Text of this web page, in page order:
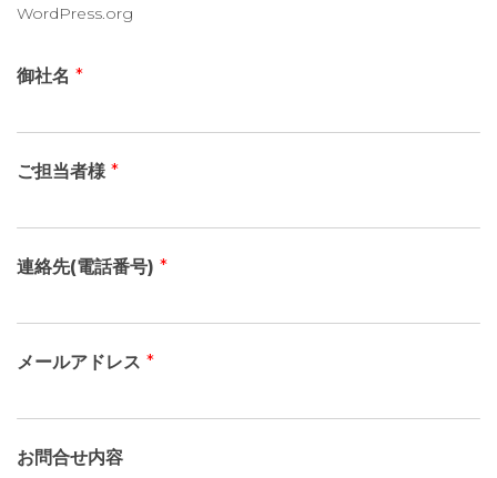
WordPress.org
御社名 *
ご担当者様 *
連絡先(電話番号) *
メールアドレス *
お問合せ内容